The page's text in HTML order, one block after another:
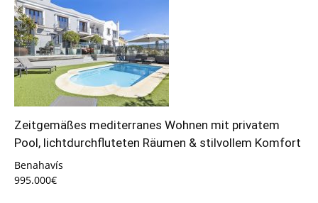
Zeitgemäßes mediterranes Wohnen mit privatem
Pool, lichtdurchfluteten Räumen & stilvollem Komfort
Benahavís
995.000€